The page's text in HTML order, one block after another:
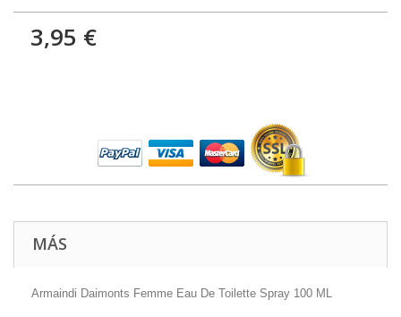
3,95 €
MÁS
Armaindi Daimonts Femme Eau De Toilette Spray 100 ML